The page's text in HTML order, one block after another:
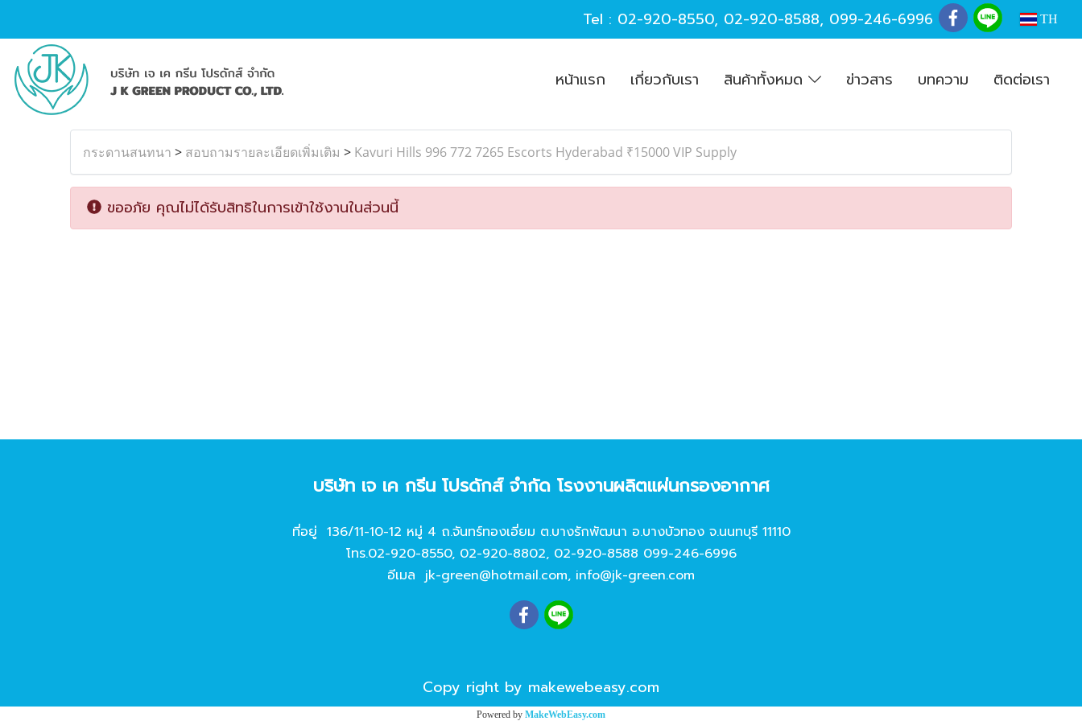
Tel : 02-920-8550, 02-920-8588, 099-246-6996 TH
หน้าแรก เกี่ยวกับเรา สินค้าทั้งหมด ข่าวสาร บทความ ติดต่อเรา
กระดานสนทนา > สอบถามรายละเอียดเพิ่มเติม > Kavuri Hills 996 772 7265 Escorts Hyderabad ₹15000 VIP Supply
ขออภัย คุณไม่ได้รับสิทธิในการเข้าใช้งานในส่วนนี้
บริษัท เจ เค กรีน โปรดักส์ จํากัด โรงงานผลิตแผ่นกรองอากาศ
ที่อยู่ 136/11-10-12 หมู่ 4 ถ.จันทร์ทองเอี่ยม ต.บางรักพัฒนา อ.บางบัวทอง จ.นนทบุรี 11110
โทร.02-920-8550, 02-920-8802, 02-920-8588 099-246-6996
อีเมล jk-green@hotmail.com, info@jk-green.com
Copy right by makewebeasy.com
Powered by MakeWebEasy.com